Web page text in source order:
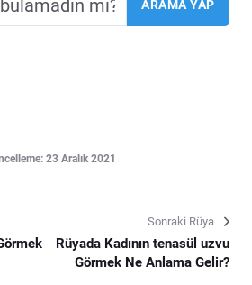
23 Aralık 2021
Sonraki Rüya
Rüyada Kadının tenasül uzvu
Görmek Ne Anlama Gelir?